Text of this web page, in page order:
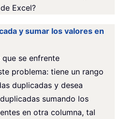
Excel?
y sumar los valores en
que se enfrente
problema: tiene un rango
duplicadas y desea
sumando los
en otra columna, tal